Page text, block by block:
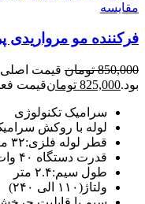
مقایسه
فرکننده مو
850,000 تومان
بود.825,000 تومانقیمت فعلی:
سرامیک تکنولوژی
لوله با روکش
قطر لوله فلزی:۳۲ میلیمتر در قسمت پهن
قدرت دستگاه ۴۰ وات
طول سیم:۲.۴ متر
ولتاژ(۱۱۰ الی ۲۴۰)